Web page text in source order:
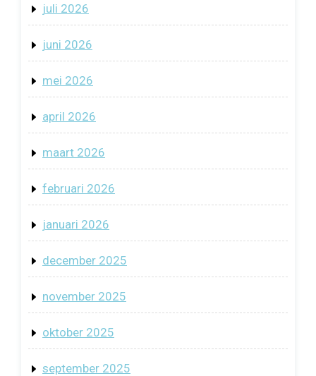
juli 2026
juni 2026
mei 2026
april 2026
maart 2026
februari 2026
januari 2026
december 2025
november 2025
oktober 2025
september 2025